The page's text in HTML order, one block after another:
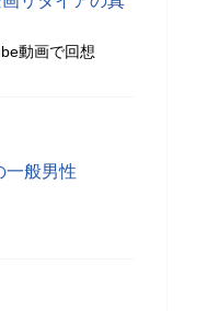
動画で回想
一般男性